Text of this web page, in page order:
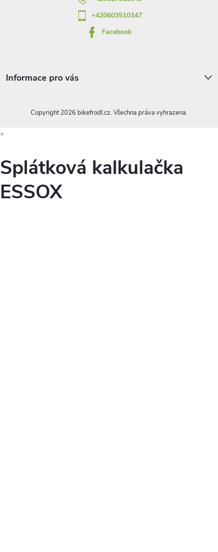
+420603510347
Facebook
Informace pro vás
Copyright 2026 bikefrodl.cz. Všechna práva vyhrazena.
×
Splátková kalkulačka
ESSOX